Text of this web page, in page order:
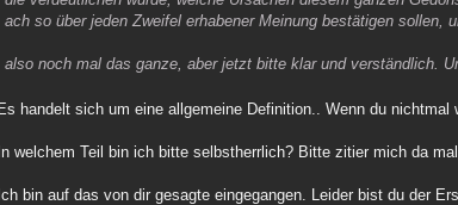
ach so über jeden Zweifel erhabener Meinung bestätigen sollen,
also noch mal das ganze, aber jetzt bitte klar und verständlich.
handelt sich um eine allgemeine Definition.. Wenn du
welchem Teil bin ich bitte selbstherrlich? Bitte zitier mich da
bin auf das von dir gesagte eingegangen. Leider bist du der